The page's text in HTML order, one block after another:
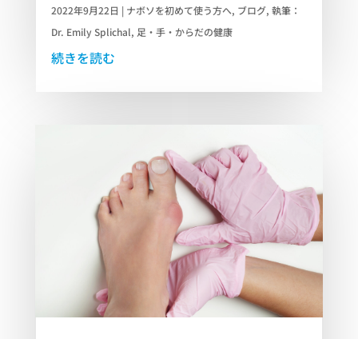
2022年9月22日 | ナボソを初めて使う方へ, ブログ, 執筆：
Dr. Emily Splichal, 足・手・からだの健康
続きを読む